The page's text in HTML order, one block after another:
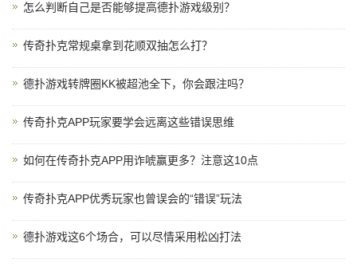
怎么判断自己是否能够提高德扑游戏级别？
传奇扑克常规桌拿到花顺双抽怎么打？
德扑游戏转牌圈KK被超池全下，你会跟注吗？
传奇扑克APP玩家要学会远离这些错误思维
如何在传奇扑克APP用诈唬赢更多？注意这10点
传奇扑克APP优秀玩家也曾误会的“错误”玩法
德扑游戏这6个场合，可以尽情采用松凶打法